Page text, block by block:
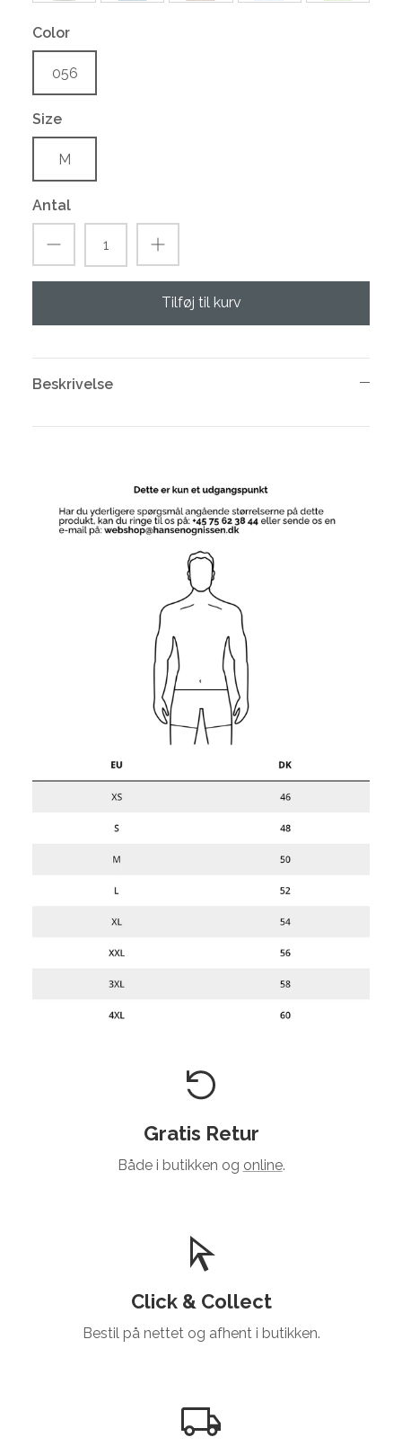
Color
056
Size
M
Antal
Tilføj til kurv
Beskrivelse
Gratis Retur
Både i butikken og online.
Click & Collect
Bestil på nettet og afhent i butikken.